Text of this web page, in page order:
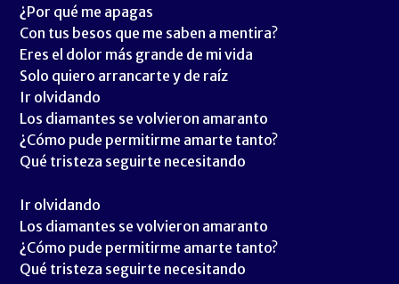
¿Por qué me apagas
Con tus besos que me saben a mentira?
Eres el dolor más grande de mi vida
Solo quiero arrancarte y de raíz
Ir olvidando
Los diamantes se volvieron amaranto
¿Cómo pude permitirme amarte tanto?
Qué tristeza seguirte necesitando
Ir olvidando
Los diamantes se volvieron amaranto
¿Cómo pude permitirme amarte tanto?
Qué tristeza seguirte necesitando